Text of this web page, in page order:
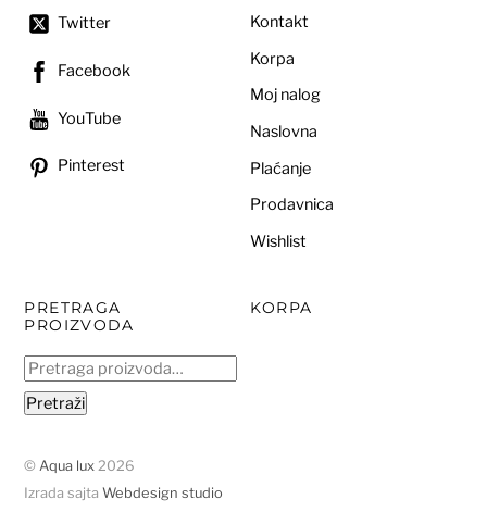
Twitter
Facebook
YouTube
Pinterest
Kontakt
Korpa
Moj nalog
Naslovna
Plaćanje
Prodavnica
Wishlist
PRETRAGA
PROIZVODA
Pretraga
za:
Pretraži
KORPA
©Aqua lux 2026
Izrada sajtaWebdesign studio